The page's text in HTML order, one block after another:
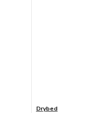
Drybed